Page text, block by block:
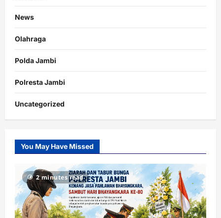
News
Olahraga
Polda Jambi
Polresta Jambi
Uncategorized
You May Have Missed
2 minutes read